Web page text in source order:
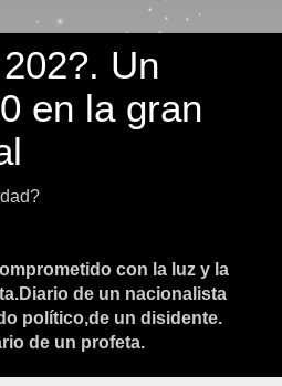
Un
en la gran
con la luz y la
de un nacionalista
político,de un disidente.
de un profeta.